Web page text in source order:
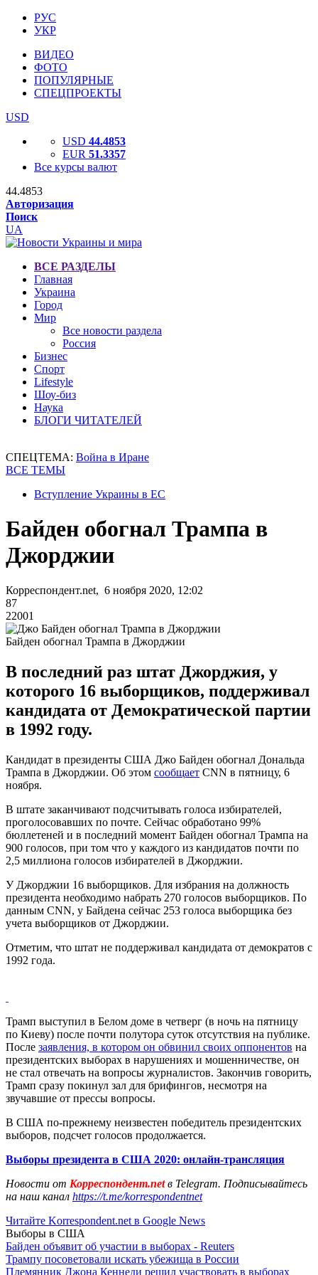
РУС
УКР
ВИДЕО
ФОТО
ПОПУЛЯРНЫЕ
СПЕЦПРОЕКТЫ
USD
USD 44.4853
EUR 51.3357
Все курсы валют
44.4853
Авторизация
Поиск
UA
ВСЕ РАЗДЕЛЫ
Главная
Украина
Город
Мир
Все новости раздела
Россия
Бизнес
Спорт
Lifestyle
Шоу-биз
Наука
БЛОГИ ЧИТАТЕЛЕЙ
СПЕЦТЕМА: Война в Иране
ВСЕ ТЕМЫ
Вступление Украины в ЕС
Байден обогнал Трампа в
Джорджии
Корреспондент.net, 6 ноября 2020, 12:02
87
22001
Байден обогнал Трампа в Джорджии
В последний раз штат Джорджия, у
которого 16 выборщиков, поддерживал
кандидата от Демократической партии
в 1992 году.
Кандидат в президенты США Джо Байден обогнал Дональда
Трампа в Джорджии. Об этом сообщает CNN в пятницу, 6
ноября.
В штате заканчивают подсчитывать голоса избирателей,
проголосовавших по почте. Сейчас обработано 99%
бюллетеней и в последний момент Байден обогнал Трампа на
900 голосов, при том что у каждого из кандидатов почти по
2,5 миллиона голосов избирателей в Джорджии.
У Джорджии 16 выборщиков. Для избрания на должность
президента необходимо набрать 270 голосов выборщиков. По
данным CNN, у Байдена сейчас 253 голоса выборщика без
учета выборщиков от Джорджии.
Отметим, что штат не поддерживал кандидата от демократов с
1992 года.
Трамп выступил в Белом доме в четверг (в ночь на пятницу
по Киеву) после почти полутора суток отсутствия на публике.
После заявления, в котором он обвинил своих оппонентов на
президентских выборах в нарушениях и мошенничестве, он
не стал отвечать на вопросы журналистов. Закончив говорить,
Трамп сразу покинул зал для брифингов, несмотря на
звучавшие от прессы вопросы.
В США по-прежнему неизвестен победитель президентских
выборов, подсчет голосов продолжается.
Выборы президента в США 2020: онлайн-трансляция
Новости от Корреспондент.netв Telegram. Подписывайтесь
на наш канал https://t.me/korrespondentnet
Читайте Korrespondent.net в Google News
Выборы в США
Байден объявит об участии в выборах - Reuters
Трампу посоветовали искать убежища в России
Племянник Джона Кеннеди решил участвовать в выборах